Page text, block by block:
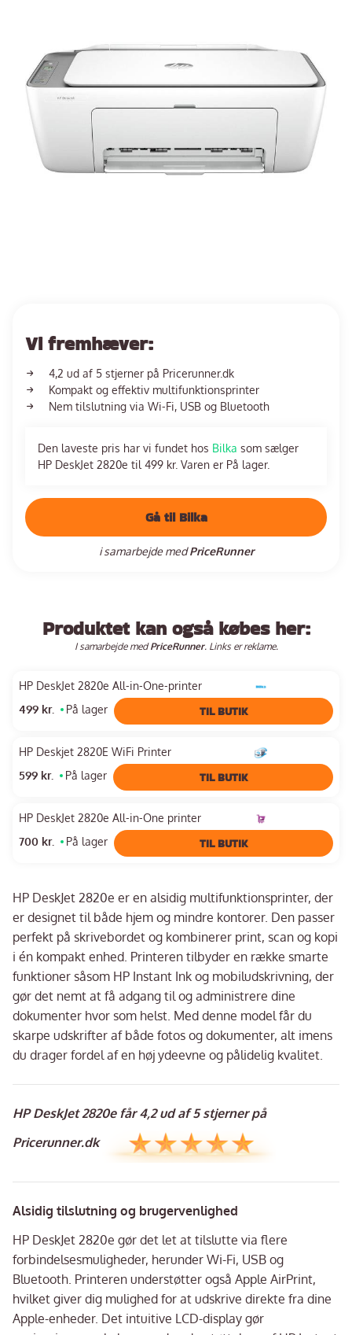
Vi fremhæver:
4,2 ud af 5 stjerner på Pricerunner.dk
Kompakt og effektiv multifunktionsprinter
Nem tilslutning via Wi-Fi, USB og Bluetooth
Den laveste pris har vi fundet hos Bilka som sælger
HP DeskJet 2820e til 499 kr. Varen er På lager.
Gå til Bilka
i samarbejde medPriceRunner
Produktet kan også købes her:
I samarbejde medPriceRunner. Links er reklame.
HP DeskJet 2820e All-in-One-printer
På lager
499 kr. TIL BUTIK
HP Deskjet 2820E WiFi Printer
På lager
599 kr. TIL BUTIK
HP DeskJet 2820e All-in-One printer
På lager
700 kr. TIL BUTIK
HP DeskJet 2820e er en alsidig multifunktionsprinter, der
er designet til både hjem og mindre kontorer. Den passer
perfekt på skrivebordet og kombinerer print, scan og kopi
i én kompakt enhed. Printeren tilbyder en række smarte
funktioner såsom HP Instant Ink og mobiludskrivning, der
gør det nemt at få adgang til og administrere dine
dokumenter hvor som helst. Med denne model får du
skarpe udskrifter af både fotos og dokumenter, alt imens
du drager fordel af en høj ydeevne og pålidelig kvalitet.
HP DeskJet 2820e får 4,2 ud af 5 stjerner på
Pricerunner.dk
Alsidig tilslutning og brugervenlighed
HP DeskJet 2820e gør det let at tilslutte via flere
forbindelsesmuligheder, herunder Wi-Fi, USB og
Bluetooth. Printeren understøtter også Apple AirPrint,
hvilket giver dig mulighed for at udskrive direkte fra dine
Apple-enheder. Det intuitive LCD-display gør